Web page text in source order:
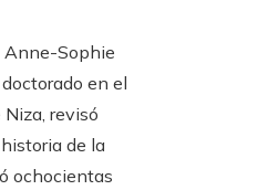
Anne-Sophie
en el
revisó
de la
ochocientas